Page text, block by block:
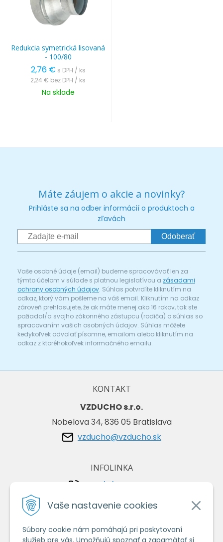
Vaše nastavenie cookies
Súbory cookie nám pomáhajú pri poskytovaní
služieb pre vás. Umožňujú spoznať a zapamätať si
Redukcia symetrická lisovaná
- 100/80
2,76 € s DPH / ks
2,24 € bez DPH / ks
Na sklade
Máte záujem o akcie a novinky?
Prihláste sa na odber informácií o produktoch a
zľavách
Odoberať
Vaše osobné údaje (email) budeme spracovávať len za
týmto účelom v súlade s platnou legislatívou a zásadami
ochrany osobných údajov. Súhlas potvrdíte kliknutím na
odkaz, ktorý vám pošleme na váš email. Kliknutím na odkaz
zároveň prehlasujete, že ak máte menej ako 16 rokov, tak ste
požiadal/a svojho zákonného zástupcu (rodiča) o súhlas so
spracovaním vašich osobných údajov. Súhlas môžete
kedykoľvek odvolať písomne, emailom alebo kliknutím na
odkaz z ktoréhokoľvek informačného emailu.
KONTAKT
VZDUCHO s.r.o.
Nobelova 34, 836 05 Bratislava
vzducho@vzducho.sk
INFOLINKA
+421/2/4464 0134
+421/903 729 042
VŠETKO O NÁKUPE